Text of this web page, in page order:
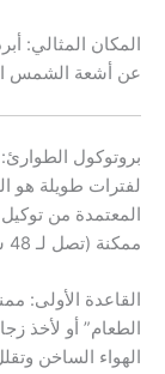
المكان المثالي:
عن أشعة الشمس
بروتوكول الطوارئ:
لفترات طويلة هو
المعتمدة من
ممكنة (تصل لـ 48 ساعة):
القاعدة الأولى:
الطعام” أو لأخذ